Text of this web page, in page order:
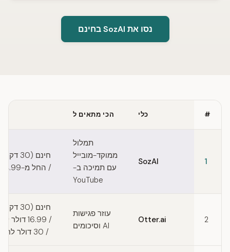
נסו את SozAI בחינם
# כלי הכי מתאים ל
1
SozAI
תמלול
ממוקד-מובייל
עם תמיכה ב-
YouTube
חינם
/ החל מ-$44.99 לשנה
2
Otter.ai
עוזר פגישות
AI וסיכומים
חינם
/ 16.99
/ 30 דולר לחודש עסקי